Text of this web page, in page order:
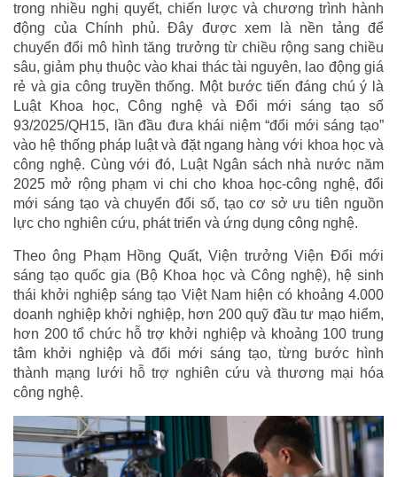
trong nhiều nghị quyết, chiến lược và chương trình hành
động của Chính phủ. Đây được xem là nền tảng để
chuyển đổi mô hình tăng trưởng từ chiều rộng sang chiều
sâu, giảm phụ thuộc vào khai thác tài nguyên, lao động giá
rẻ và gia công truyền thống. Một bước tiến đáng chú ý là
Luật Khoa học, Công nghệ và Đổi mới sáng tạo số
93/2025/QH15, lần đầu đưa khái niệm “đổi mới sáng tạo”
vào hệ thống pháp luật và đặt ngang hàng với khoa học và
công nghệ. Cùng với đó, Luật Ngân sách nhà nước năm
2025 mở rộng phạm vi chi cho khoa học-công nghệ, đổi
mới sáng tạo và chuyển đổi số, tạo cơ sở ưu tiên nguồn
lực cho nghiên cứu, phát triển và ứng dụng công nghệ.
Theo ông Phạm Hồng Quất, Viện trưởng Viện Đổi mới
sáng tạo quốc gia (Bộ Khoa học và Công nghệ), hệ sinh
thái khởi nghiệp sáng tạo Việt Nam hiện có khoảng 4.000
doanh nghiệp khởi nghiệp, hơn 200 quỹ đầu tư mạo hiểm,
hơn 200 tổ chức hỗ trợ khởi nghiệp và khoảng 100 trung
tâm khởi nghiệp và đổi mới sáng tạo, từng bước hình
thành mạng lưới hỗ trợ nghiên cứu và thương mại hóa
công nghệ.